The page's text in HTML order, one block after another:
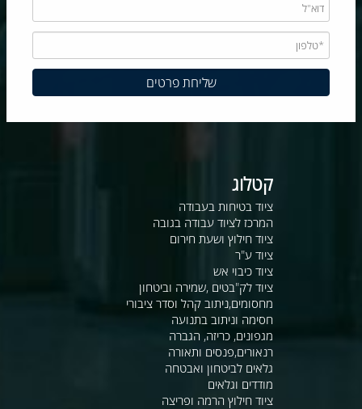
קטלוג
ציוד בטיחות בעבודה
המרכז לציוד עבודה בגובה
ציוד חילוץ ושעת חירום
ציוד ע"ר
ציוד כיבוי אש
ציוד לק"בטים ,שמירה וביטחון
מחסומים,ניתוב קהל וסדר ציבורי
חסימה וניתוב בתנועה
מגפונים, כריזה, הגברה
רנאורים,פנסים ותאורה
גלאים לביטחון ואבטחה
מודדים וגלאים
ציוד חילוץ הרמה ופריצה